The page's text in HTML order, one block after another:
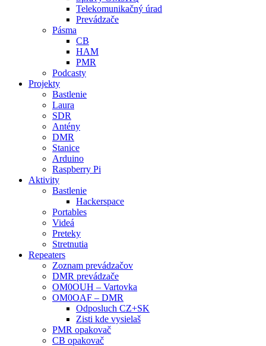
Telekomunikačný úrad
Prevádzače
Pásma
CB
HAM
PMR
Podcasty
Projekty
Bastlenie
Laura
SDR
Antény
DMR
Stanice
Arduino
Raspberry Pi
Aktivity
Bastlenie
Hackerspace
Portables
Videá
Preteky
Stretnutia
Repeaters
Zoznam prevádzačov
DMR prevádzače
OM0OUH – Vartovka
OM0OAF – DMR
Odposluch CZ+SK
Zisti kde vysielaš
PMR opakovač
CB opakovač